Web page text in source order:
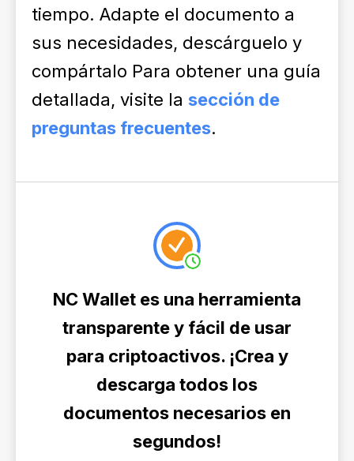
tiempo. Adapte el documento a
sus necesidades, descárguelo y
compártalo Para obtener una guía
detallada, visite la sección de
preguntas frecuentes.
NC Wallet es una herramienta
transparente y fácil de usar
para criptoactivos. ¡Crea y
descarga todos los
documentos necesarios en
segundos!